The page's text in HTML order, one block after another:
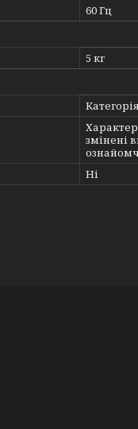
60 Гц
5 кг
змінені
Ні